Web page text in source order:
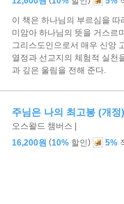
이 책은 하나님의 부르심을
미암아 하나님의 뜻을 거스르
그리스도인으로서 매우 신앙
열정과 선교지의 체험적 실천
과 깊은 울림을 전해 준다.
주님은 나의 최고봉 (개정)
오스왈드 챔버스 |
16,200원 (10% 할인) 5%